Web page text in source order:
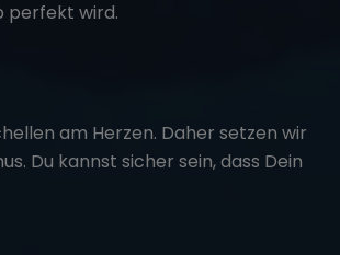
perfekt wird.
am Herzen. Daher setzen wir
Du kannst sicher sein, dass Dein